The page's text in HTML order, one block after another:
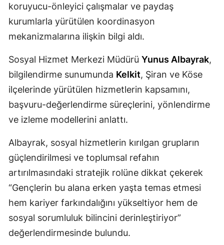
Isparta
Mersin
İstanbul
İzmir
Kars
Kastamonu
Kayseri
Kırklareli
Kırşehir
Kocaeli
Konya
koruyucu-önleyici çalışmalar ve paydaş
kurumlarla yürütülen koordinasyon
mekanizmalarına ilişkin bilgi aldı.
Sosyal Hizmet Merkezi Müdürü Yunus Albayrak,
bilgilendirme sunumunda Kelkit, Şiran ve Köse
ilçelerinde yürütülen hizmetlerin kapsamını,
başvuru-değerlendirme süreçlerini, yönlendirme
ve izleme modellerini anlattı.
Albayrak, sosyal hizmetlerin kırılgan grupların
güçlendirilmesi ve toplumsal refahın
artırılmasındaki stratejik rolüne dikkat çekerek
“Gençlerin bu alana erken yaşta temas etmesi
hem kariyer farkındalığını yükseltiyor hem de
sosyal sorumluluk bilincini derinleştiriyor”
değerlendirmesinde bulundu.